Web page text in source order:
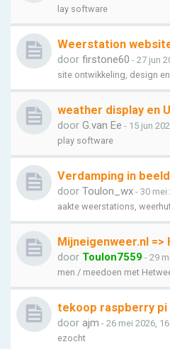
lay software
Weerstation
door firstone60 - 27 jun
site ontwikkeling, design
weather display en
door G.van Ee - 15 jun
play software
Verdamping in beeld
door Toulon_wx - 30 mei
aakte weerstations,
Mijneigenweer.nl
door Toulon7559 - 29
men / meedoen met
tekoop raspberry
door ajm - 26 mei 2026,
ezocht